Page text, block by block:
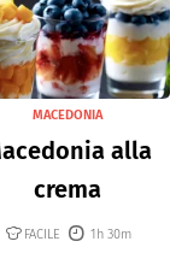
MACEDONIA
alla
crema
FACILE 1h 30m